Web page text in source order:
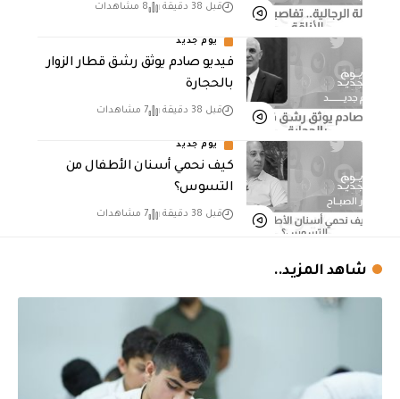
قبل 38 دقيقة 8 مشاهدات
يوم جديد
فيديو صادم يوثق رشق قطار الزوار
بالحجارة
قبل 38 دقيقة 7 مشاهدات
يوم جديد
كيف نحمي أسنان الأطفال من
التسوس؟
قبل 38 دقيقة 7 مشاهدات
شاهد المزيد..